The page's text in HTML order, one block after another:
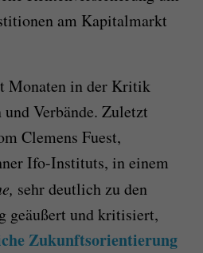
am Kapitalmarkt
Monaten in der Kritik
Verbände. Zuletzt
Clemens Fuest,
Ifo-Instituts, in einem
, sehr deutlich zu den
geäußert und kritisiert,
Zukunftsorientierung